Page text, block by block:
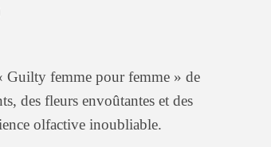
Guilty femme pour femme » de
des fleurs envoûtantes et des
olfactive inoubliable.